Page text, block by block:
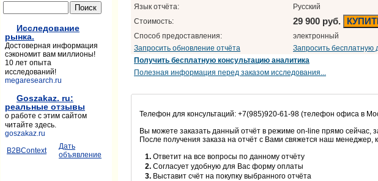
Язык отчёта:
Русский
Стоимость:
29 900 руб.
Способ предоставления:
электронный
Запросить обновление отчёта
Запросить бесплатную
Получить бесплатную консультацию аналитика
Полезная информация перед заказом исследования...
Телефон для консультаций: +7(985)920-61-98 (телефон офиса в
Вы можете заказать данный отчёт в режиме on-line прямо сейчас,
После получения заказа на отчёт с Вами свяжется наш менеджер,
1. Ответит на все вопросы по данному отчёту
2. Согласует удобную для Вас форму оплаты
3. Выставит счёт на покупку выбранного отчёта
Исследование
рынка.
Достоверная информация
сэкономит вам миллионы!
10 лет опыта
исследований!
megaresearch.ru
Goszakaz. ru:
реальные отзывы
о работе с этим сайтом
читайте здесь.
goszakaz.ru
B2BContext
Дать
объявление